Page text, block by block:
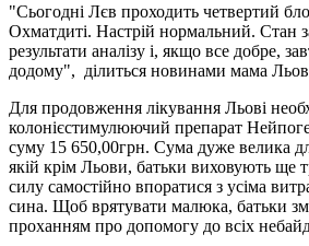
"Сьогодні Лєв проходить четвертий
Охматдиті. Настрій нормальний. Стан
результати аналізу і, якщо все добре,
додому", ділиться новинами мама
Для продовження лікування Льові
колонієстимулюючий препарат
суму 15 650,00грн. Сума дуже велика
якій крім Льови, батьки виховують ще
силу самостійно впоратися з усіма
сина. Щоб врятувати малюка, батьки
проханням про допомогу до всіх